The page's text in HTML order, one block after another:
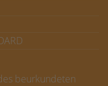
beurkundeten